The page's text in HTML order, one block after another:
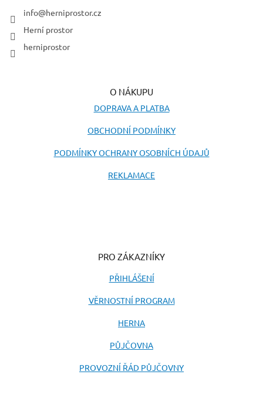
info@herniprostor.cz
Herní prostor
herniprostor
O NÁKUPU
DOPRAVA A PLATBA
OBCHODNÍ PODMÍNKY
PODMÍNKY OCHRANY OSOBNÍCH ÚDAJŮ
REKLAMACE
PRO ZÁKAZNÍKY
PŘIHLÁŠENÍ
VĚRNOSTNÍ PROGRAM
HERNA
PŮJČOVNA
PROVOZNÍ ŘÁD PŮJČOVNY